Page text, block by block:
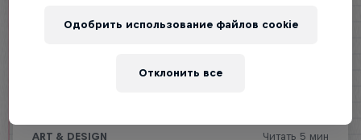
Отклонить все
Одобрить использование файлов cookie